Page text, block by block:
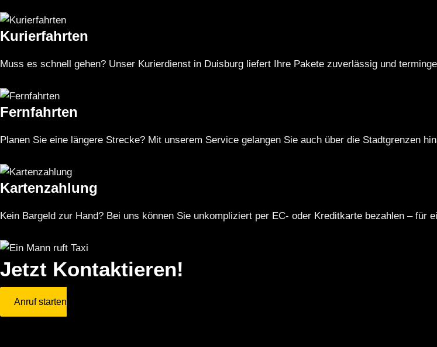
Kurierfahrten
Muss es schnell gehen? Unser Kurierdienst in Duisburg liefert Ihre Pakete zuverlässig und
Fernfahrten
Planen Sie eine längere Strecke? Mit unserem Service gelangen Sie auch über die Stadtgrenzen
Kartenzahlung
Kein Bargeld zur Hand? Bei uns können Sie unkompliziert per EC- oder Kreditkarte bezahlen – für
Jetzt Kontaktieren!
Anruf starten